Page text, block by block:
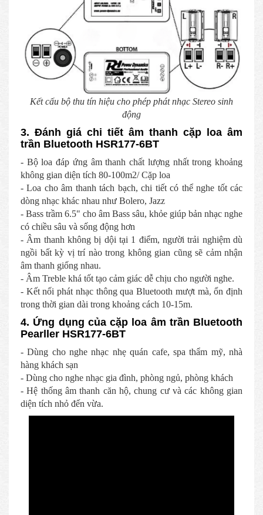
Kết cấu bộ thu tín hiệu cho phép phát nhạc Stereo sinh
động
3. Đánh giá chi tiết âm thanh cặp loa âm
trần Bluetooth HSR177-6BT
- Bộ loa đáp ứng âm thanh chất lượng nhất trong khoảng
không gian diện tích 80-100m2/ Cặp loa
- Loa cho âm thanh tách bạch, chi tiết có thể nghe tốt các
dòng nhạc khác nhau như Bolero, Jazz
- Bass trầm 6.5" cho âm Bass sâu, khỏe giúp bản nhạc nghe
có chiều sâu và sống động hơn
- Âm thanh không bị dội tại 1 điểm, người trải nghiệm dù
ngồi bất kỳ vị trí nào trong không gian cũng sẽ cảm nhận
âm thanh giống nhau.
- Âm Treble khá tốt tạo cảm giác dễ chịu cho người nghe.
- Kết nối phát nhạc thông qua Bluetooth mượt mà, ổn định
trong thời gian dài trong khoảng cách 10-15m.
4. Ứng dụng của cặp loa âm trần Bluetooth
Pearller HSR177-6BT
- Dùng cho nghe nhạc nhẹ quán cafe, spa thẩm mỹ, nhà
hàng khách sạn
- Dùng cho nghe nhạc gia đình, phòng ngủ, phòng khách
- Hệ thống âm thanh căn hộ, chung cư và các không gian
diện tích nhỏ đến vừa.